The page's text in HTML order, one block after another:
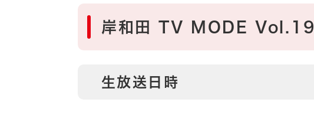
岸和田 TV MODE Vol.19
生放送日時